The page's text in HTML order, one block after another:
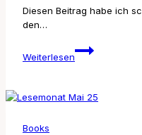
Diesen Beitrag habe ich
den…
Weiterlesen
Aktueller
Buchbericht
Books